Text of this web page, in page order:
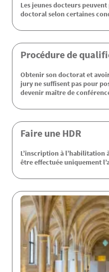
Les jeunes docteurs
doctoral selon certaines
Procédure de
Obtenir son doctorat et
jury ne suffisent pas pour
devenir maître de
Faire une HDR
L’inscription à l’habilitation
être effectuée uniquement